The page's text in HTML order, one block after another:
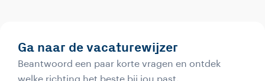
Ga naar de vacaturewijzer
Beantwoord een paar korte vragen en ontdek